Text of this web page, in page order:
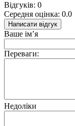
Відгуків: 0
Середня оцінка: 0.0
Написати відгук
Ваше ім’я
Переваги:
Недоліки